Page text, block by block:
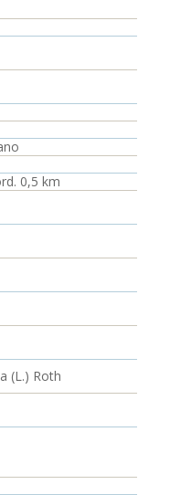
0,5 km
(L.) Roth